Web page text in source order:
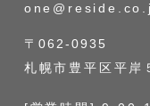
〒062-0935
札幌市豊平区平